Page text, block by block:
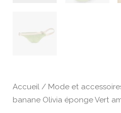
Accueil / Mode et
banane Olivia éponge Vert